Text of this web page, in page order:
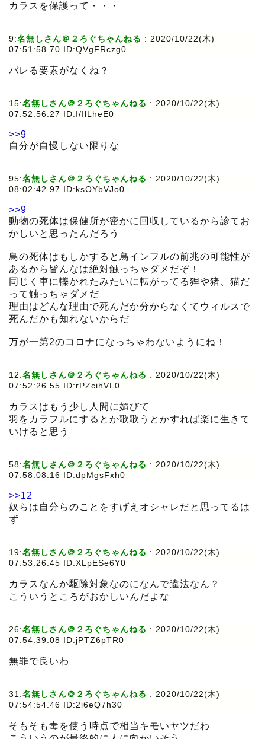
カラスを保護って・・・
9:名無しさん＠２ろぐちゃんねる : 2020/10/22(木)
07:51:58.70 ID:QVgFRczg0
バレる要素がなくね？
15:名無しさん＠２ろぐちゃんねる : 2020/10/22(木)
07:52:56.27 ID:I/IlLheE0
>>9
自分が自慢しない限りな
95:名無しさん＠２ろぐちゃんねる : 2020/10/22(木)
08:02:42.97 ID:ksOYbVJo0
>>9
動物の死体は保健所が密かに回収しているから診てお
かしいと思ったんだろう
鳥の死体はもしかすると鳥インフルの前兆の可能性が
あるから皆んなは絶対触っちゃダメだぞ！
同じく車に轢かれたみたいに転がってる狸や猪、猫だ
って触っちゃダメだ
理由はどんな理由で死んだか分からなくてウィルスで
死んだかも知れないからだ
万が一第2のコロナになっちゃわないようにね！
12:名無しさん＠２ろぐちゃんねる : 2020/10/22(木)
07:52:26.55 ID:rPZcihVL0
カラスはもう少し人間に媚びて
羽をカラフルにするとか歌歌うとかすれば楽に生きて
いけると思う
58:名無しさん＠２ろぐちゃんねる : 2020/10/22(木)
07:58:08.16 ID:dpMgsFxh0
>>12
奴らは自分らのことをすげえオシャレだと思ってるは
ず
19:名無しさん＠２ろぐちゃんねる : 2020/10/22(木)
07:53:26.45 ID:XLpESe6Y0
カラスなんか駆除対象なのになんで違法なん？
こういうところがおかしいんだよな
26:名無しさん＠２ろぐちゃんねる : 2020/10/22(木)
07:54:39.08 ID:jPTZ6pTR0
無罪で良いわ
31:名無しさん＠２ろぐちゃんねる : 2020/10/22(木)
07:54:54.46 ID:2i6eQ7h30
そもそも毒を使う時点で相当キモいヤツだわ